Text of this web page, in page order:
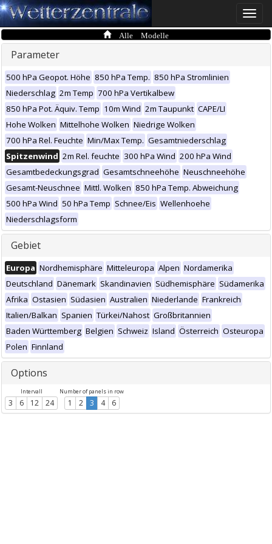
Toggle
Alle Modelle
Parameter
500 hPa Geopot. Höhe 850 hPa Temp. 850 hPa Stromlinien
Niederschlag 2m Temp 700 hPa Vertikalbew
850 hPa Pot. Äquiv. Temp 10m Wind 2m Taupunkt CAPE/LI
Hohe Wolken Mittelhohe Wolken Niedrige Wolken
700 hPa Rel. Feuchte Min/Max Temp. Gesamtniederschlag
Spitzenwind 2m Rel. feuchte 300 hPa Wind 200 hPa Wind
Gesamtbedeckungsgrad Gesamtschneehöhe Neuschneehöhe
Gesamt-Neuschnee Mittl. Wolken 850 hPa Temp. Abweichung
500 hPa Wind 50 hPa Temp Schnee/Eis Wellenhoehe
Niederschlagsform
Gebiet
Europa Nordhemisphäre Mitteleuropa Alpen Nordamerika
Deutschland Dänemark Skandinavien Südhemisphäre Südamerika
Afrika Ostasien Südasien Australien Niederlande Frankreich
Italien/Balkan Spanien Türkei/Nahost Großbritannien
Baden Württemberg Belgien Schweiz Island Österreich Osteuropa
Polen Finnland
Options
Intervall
3 6 12 24
Number of panels in row
1 2 3 4 6